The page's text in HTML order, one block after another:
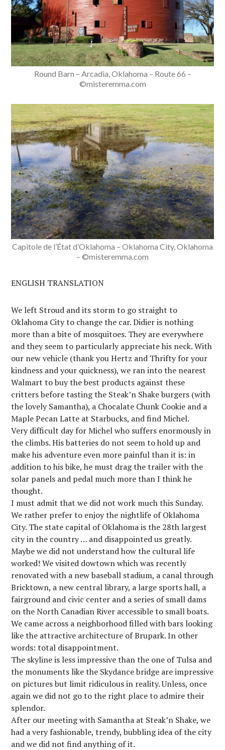
Round Barn – Arcadia, Oklahoma – Route 66 –
©misteremma.com
Capitole de l’État d’Oklahoma – Oklahoma City, Oklahoma
– ©misteremma.com
ENGLISH TRANSLATION
We left Stroud and its storm to go straight to
Oklahoma City to change the car. Didier is nothing
more than a bite of mosquitoes. They are everywhere
and they seem to particularly appreciate his neck. With
our new vehicle (thank you Hertz and Thrifty for your
kindness and your quickness), we ran into the nearest
Walmart to buy the best products against these
critters before tasting the Steak’n Shake burgers (with
the lovely Samantha), a Chocalate Chunk Cookie and a
Maple Pecan Latte at Starbucks, and find Michel.
Very difficult day for Michel who suffers enormously in
the climbs. His batteries do not seem to hold up and
make his adventure even more painful than it is: in
addition to his bike, he must drag the trailer with the
solar panels and pedal much more than I think he
thought.
I must admit that we did not work much this Sunday.
We rather prefer to enjoy the nightlife of Oklahoma
City. The state capital of Oklahoma is the 28th largest
city in the country … and disappointed us greatly.
Maybe we did not understand how the cultural life
worked! We visited dowtown which was recently
renovated with a new baseball stadium, a canal through
Bricktown, a new central library, a large sports hall, a
fairground and civic center and a series of small dams
on the North Canadian River accessible to small boats.
We came across a neighborhood filled with bars looking
like the attractive architecture of Brupark. In other
words: total disappointment.
The skyline is less impressive than the one of Tulsa and
the monuments like the Skydance bridge are impressive
on pictures but limit ridiculous in reality. Unless, once
again we did not go to the right place to admire their
splendor.
After our meeting with Samantha at Steak’n Shake, we
had a very fashionable, trendy, bubbling idea of ​​the city
and we did not find anything of it.